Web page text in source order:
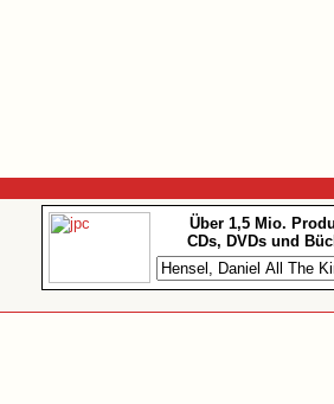
Über 1,5 Mio.
CDs, DVDs und